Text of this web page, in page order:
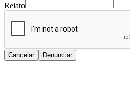
Relato
Cancelar Denunciar